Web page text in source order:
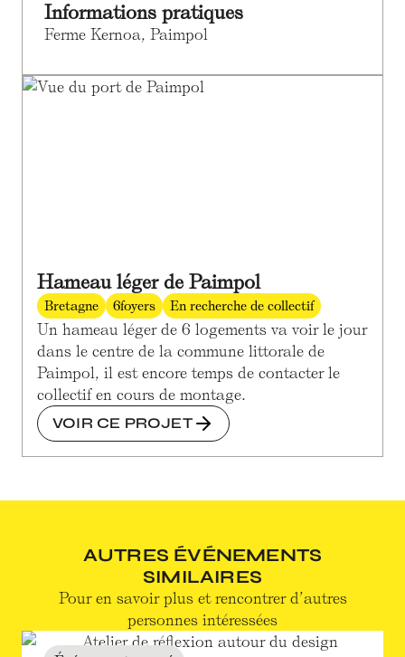
Informations pratiques
Ferme Kernoa, Paimpol
Hameau léger de Paimpol
Bretagne 6foyers En recherche de collectif
Un hameau léger de 6 logements va voir le jour
dans le centre de la commune littorale de
Paimpol, il est encore temps de contacter le
collectif en cours de montage.
VOIR CE PROJET
AUTRES ÉVÉNEMENTS
SIMILAIRES
Pour en savoir plus et rencontrer d’autres
personnes intéressées